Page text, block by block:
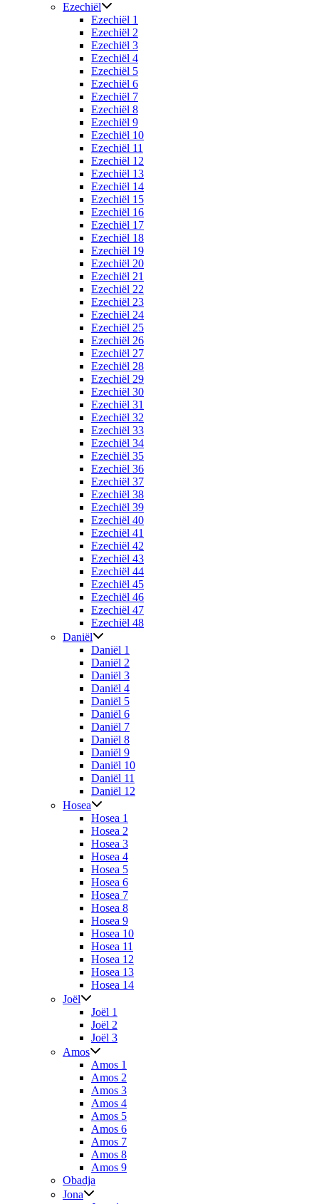
Ezechiël
Ezechiël 1
Ezechiël 2
Ezechiël 3
Ezechiël 4
Ezechiël 5
Ezechiël 6
Ezechiël 7
Ezechiël 8
Ezechiël 9
Ezechiël 10
Ezechiël 11
Ezechiël 12
Ezechiël 13
Ezechiël 14
Ezechiël 15
Ezechiël 16
Ezechiël 17
Ezechiël 18
Ezechiël 19
Ezechiël 20
Ezechiël 21
Ezechiël 22
Ezechiël 23
Ezechiël 24
Ezechiël 25
Ezechiël 26
Ezechiël 27
Ezechiël 28
Ezechiël 29
Ezechiël 30
Ezechiël 31
Ezechiël 32
Ezechiël 33
Ezechiël 34
Ezechiël 35
Ezechiël 36
Ezechiël 37
Ezechiël 38
Ezechiël 39
Ezechiël 40
Ezechiël 41
Ezechiël 42
Ezechiël 43
Ezechiël 44
Ezechiël 45
Ezechiël 46
Ezechiël 47
Ezechiël 48
Daniël
Daniël 1
Daniël 2
Daniël 3
Daniël 4
Daniël 5
Daniël 6
Daniël 7
Daniël 8
Daniël 9
Daniël 10
Daniël 11
Daniël 12
Hosea
Hosea 1
Hosea 2
Hosea 3
Hosea 4
Hosea 5
Hosea 6
Hosea 7
Hosea 8
Hosea 9
Hosea 10
Hosea 11
Hosea 12
Hosea 13
Hosea 14
Joël
Joël 1
Joël 2
Joël 3
Amos
Amos 1
Amos 2
Amos 3
Amos 4
Amos 5
Amos 6
Amos 7
Amos 8
Amos 9
Obadja
Jona